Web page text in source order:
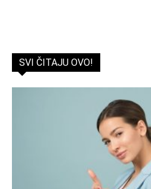
SVI ČITAJU OVO!